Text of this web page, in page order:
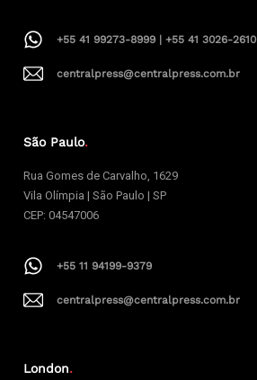
+55 41 99273-8999 | +55 41 3026-2610
centralpress@centralpress.com.br
São Paulo.
Rua Gomes de Carvalho, 1629
Vila Olímpia | São Paulo | SP
CEP: 04547006
+55 11 94199-9379
centralpress@centralpress.com.br
London.